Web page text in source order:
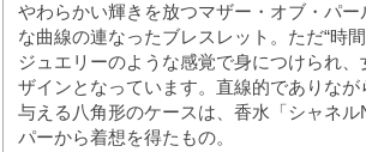
やわらかい輝きを放つマザー・オブ・パ
な曲線の連なったブレスレット。ただ“時
ジュエリーのような感覚で身につけられ
ザインとなっています。直線的でありな
与える八角形のケースは、香水「シャネ
パーから着想を得たもの。